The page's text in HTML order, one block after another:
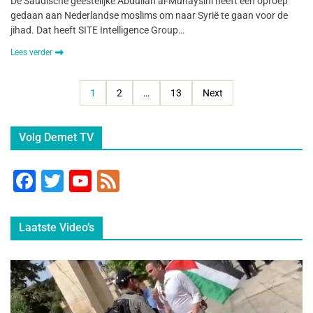
gedaan aan Nederlandse moslims om naar Syrië te gaan voor de
jihad. Dat heeft SITE Intelligence Group…
Lees verder
1 2 … 13 Next
Volg Demet TV
F
c
e
b
o
T
tt
er
Y
u
T
u
b
d
Laatste Video’s